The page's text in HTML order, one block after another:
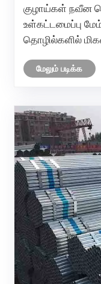
குழாய்கள் நவீன
உள்கட்டமைப்பு
தொழில்களில்
அவற்றின் புகழ்
மேலும் படிக்க